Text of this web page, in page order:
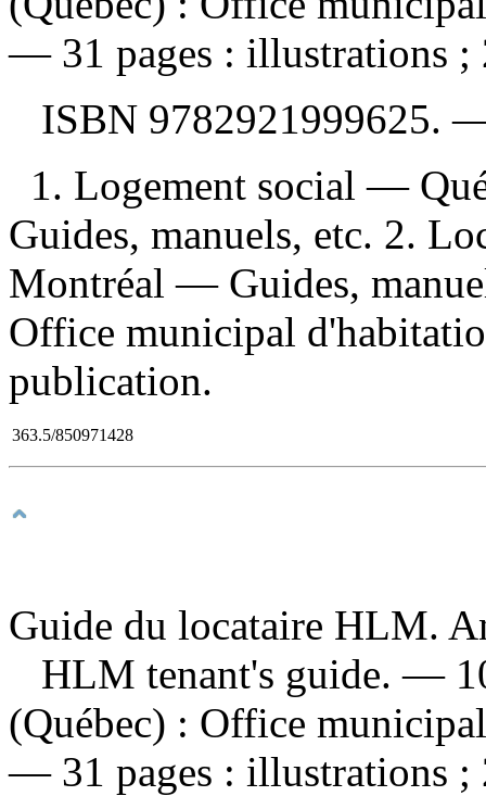
— 31 pages : illustrations ;
ISBN 9782921999625.
1. Logement social —
Guides, manuels, etc. 2.
Montréal — Guides,
Office municipal
publication.
363.5/850971428
Guide du locataire HLM.
HLM tenant's guide. —
(Québec) : Office
— 31 pages : illustrations ;